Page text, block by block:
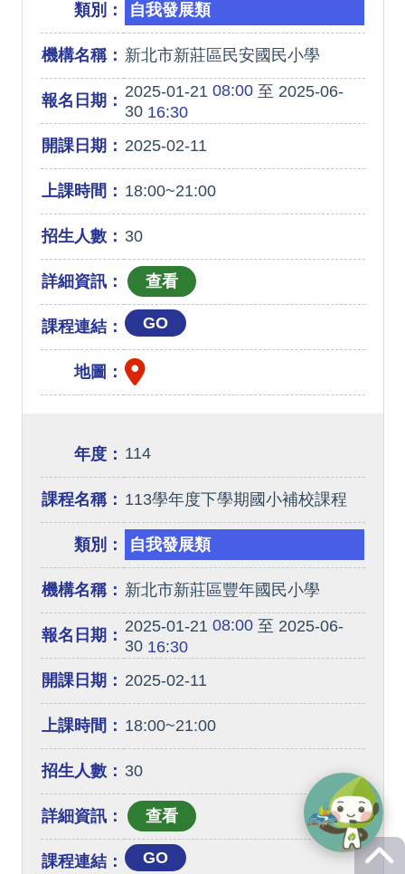
類別： 自我發展類
機構名稱： 新北市新莊區民安國民小學
報名日期： 2025-01-21 08:00至 2025-06-
3016:30
開課日期： 2025-02-11
上課時間： 18:00~21:00
招生人數： 30
詳細資訊：
課程連結： GO
地圖：
年度： 114
課程名稱： 113學年度下學期國小補校課程
類別： 自我發展類
機構名稱： 新北市新莊區豐年國民小學
報名日期： 2025-01-21 08:00至 2025-06-
3016:30
開課日期： 2025-02-11
上課時間： 18:00~21:00
招生人數： 30
詳細資訊：
課程連結： GO